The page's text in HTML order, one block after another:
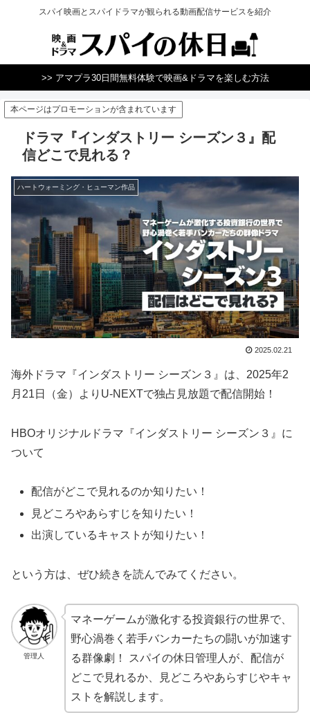
スパイ映画とスパイドラマが観られる動画配信サービスを紹介
>> アマプラ30日間無料体験で映画&ドラマを楽しむ方法
本ページはプロモーションが含まれています
ドラマ『インダストリー シーズン３』配
信どこで見れる？
ハートウォーミング・ヒューマン作品
2025.02.21
海外ドラマ『インダストリー シーズン３』は、2025年2
月21日（金）よりU-NEXTで独占見放題で配信開始！
HBOオリジナルドラマ『インダストリー シーズン３』に
ついて
配信がどこで見れるのか知りたい！
見どころやあらすじを知りたい！
出演しているキャストが知りたい！
という方は、ぜひ続きを読んでみてください。
管理人
マネーゲームが激化する投資銀行の世界で、
野心渦巻く若手バンカーたちの闘いが加速す
る群像劇！ スパイの休日管理人が、配信が
どこで見れるか、見どころやあらすじやキャ
ストを解説します。